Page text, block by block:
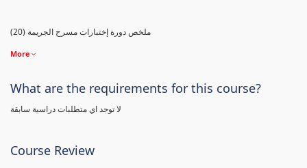
(20) ملخص دورة إختبارات مسرح الجريمة
More
What are the requirements for this course?
لا توجد اي متطلبات دراسية سابقة
Course Review